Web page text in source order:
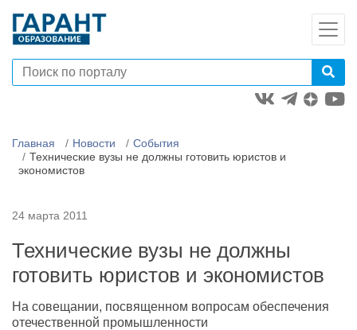
Главная Новости
События
Технические вузы не должны готовить юристов и
экономистов
24 марта 2011
Технические вузы не должны
готовить юристов и экономистов
На совещании, посвященном вопросам обеспечения
отечественной промышленности